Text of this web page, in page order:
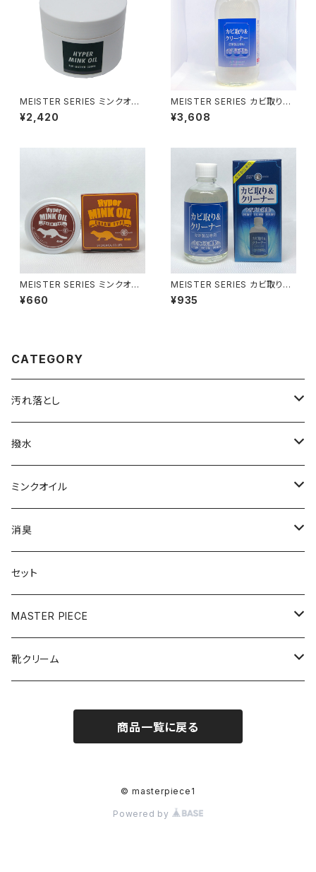
MEISTER SERIES ミンクオイ
ル クリームタイプ250
¥2,420
MEISTER SERIES カビ取り＆
クリーナー500
¥3,608
MEISTER SERIES ミンクオイ
ル クリームタイプ45
¥660
MEISTER SERIES カビ取り＆
クリーナー
¥935
CATEGORY
汚れ落とし
カビ取り＆クリーナー
70mL
280mL
レザークリーナー
レザーシャンプー
撥水
撥水スプレー
撥水クリーム
ミンクオイル
クリームタイプ
45mL
120mL
リキッドタイプ
100mL
500mL
消臭
靴・ブーツ用
セット
MASTER PIECE
クリーナー
レザークリーナー
靴クリーム
商品一覧に戻る
© masterpiece1
Powered by